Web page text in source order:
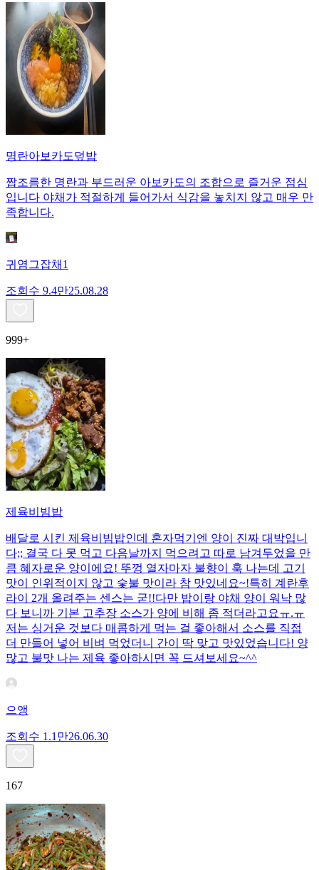
명란아보카도덮밥
짭조름한 명란과 부드러운 아보카도의 조합으로 즐거운 점심
입니다 야채가 적절하게 들어가서 식감을 놓치지 않고 매우 만
족합니다.
귀염그잡채1
조회수 9.4만25.08.28
999+
제육비빔밥
배달로 시킨 제육비빔밥인데 혼자먹기엔 양이 진짜 대박입니
다;; 결국 다 못 먹고 다음날까지 먹으려고 따로 남겨두었을 만
큼 혜자로운 양이에요! 뚜껑 열자마자 불향이 훅 나는데 고기
맛이 인위적이지 않고 숯불 맛이라 참 맛있네요~!특히 계란후
라이 2개 올려주는 센스는 굳!! ​다만 밥이랑 야채 양이 워낙 많
다 보니까 기본 고추장 소스가 양에 비해 좀 적더라고요ㅠ.ㅠ
저는 싱거운 것보다 매콤하게 먹는 걸 좋아해서 소스를 직접
더 만들어 넣어 비벼 먹었더니 간이 딱 맞고 맛있었습니다! 양
많고 불맛 나는 제육 좋아하시면 꼭 드셔보세요~^^
으앵
조회수 1.1만26.06.30
167